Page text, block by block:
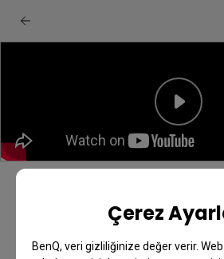
Çerez
BenQ, veri gizliliğinize değer verir.
başlangıç rehberi